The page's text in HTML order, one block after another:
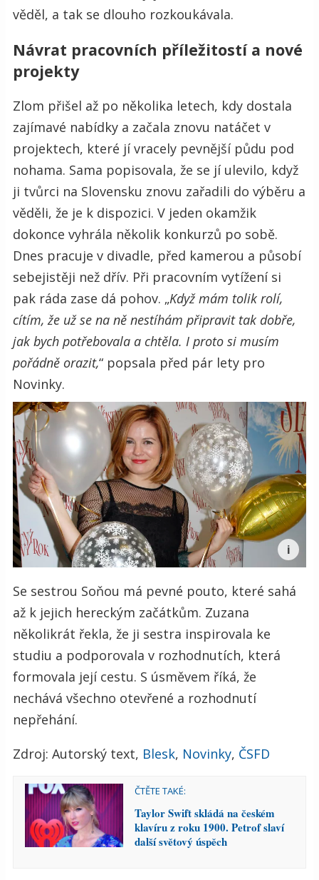
věděl, a tak se dlouho rozkoukávala.
Návrat pracovních příležitostí a nové
projekty
Zlom přišel až po několika letech, kdy dostala
zajímavé nabídky a začala znovu natáčet v
projektech, které jí vracely pevnější půdu pod
nohama. Sama popisovala, že se jí ulevilo, když
ji tvůrci na Slovensku znovu zařadili do výběru a
věděli, že je k dispozici. V jeden okamžik
dokonce vyhrála několik konkurzů po sobě.
Dnes pracuje v divadle, před kamerou a působí
sebejistěji než dřív. Při pracovním vytížení si
pak ráda zase dá pohov. „Když mám tolik rolí,
cítím, že už se na ně nestíhám připravit tak dobře,
jak bych potřebovala a chtěla. I proto si musím
pořádně orazit,“ popsala před pár lety pro
Novinky.
Se sestrou Soňou má pevné pouto, které sahá
až k jejich hereckým začátkům. Zuzana
několikrát řekla, že ji sestra inspirovala ke
studiu a podporovala v rozhodnutích, která
formovala její cestu. S úsměvem říká, že
nechává všechno otevřené a rozhodnutí
nepřehání.
Zdroj: Autorský text, Blesk, Novinky, ČSFD
ČTĚTE TAKÉ:
Taylor Swift skládá na českém
klavíru z roku 1900. Petrof slaví
další světový úspěch